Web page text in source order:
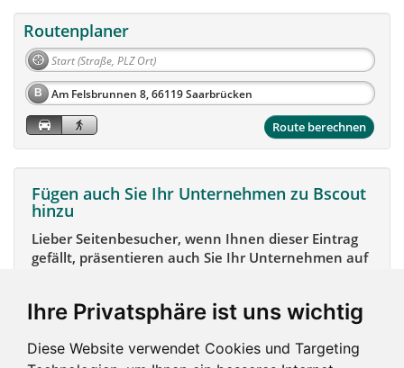
Ihre Privatsphäre ist uns wichtig
Diese Website verwendet Cookies und Targeting
Routenplaner
B
Route berechnen
Fügen auch Sie Ihr Unternehmen zu Bscout
hinzu
Lieber Seitenbesucher, wenn Ihnen dieser Eintrag
gefällt, präsentieren auch Sie Ihr Unternehmen auf